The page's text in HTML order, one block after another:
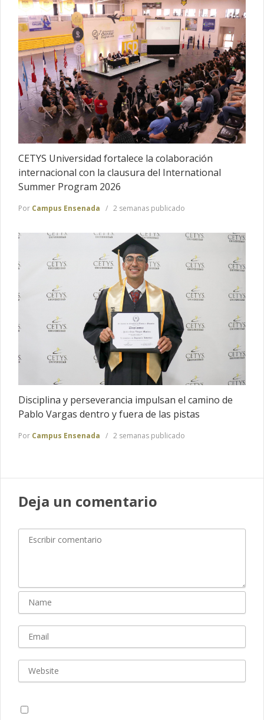
CETYS Universidad fortalece la colaboración
internacional con la clausura del International
Summer Program 2026
Por Campus Ensenada 2 semanas publicado
Disciplina y perseverancia impulsan el camino de
Pablo Vargas dentro y fuera de las pistas
Por Campus Ensenada 2 semanas publicado
Deja un comentario